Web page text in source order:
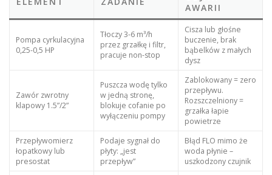
AWARII
Pompa cyrkulacyjna
0,25-0,5 HP
Tłoczy 3-6 m³/h
przez grzałkę i filtr,
pracuje non-stop
Cisza lub głośne
buczenie, brak
bąbelków z małych
dysz
Zawór zwrotny
klapowy 1.5”/2”
Puszcza wodę tylko
w jedną stronę,
blokuje cofanie po
wyłączeniu pompy
Zablokowany = zero
przepływu.
Rozszczelniony =
grzałka łapie
powietrze
Przepływomierz
łopatkowy lub
presostat
Podaje sygnał do
płyty: „jest
przepływ”
Błąd FLO mimo że
woda płynie –
uszkodzony czujnik